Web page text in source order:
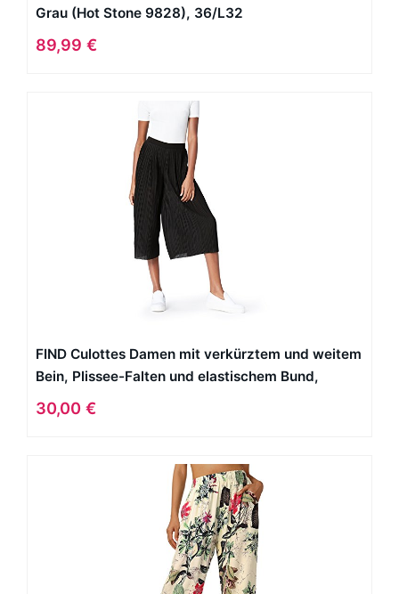
Grau (Hot Stone 9828), 36/L32
(Herstellergröße:36)
89,99 €
FIND Culottes Damen mit verkürztem und weitem
Bein, Plissee-Falten und elastischem Bund,
Schwarz (Black), 42 (Herstellergröße: X-Large)
30,00 €